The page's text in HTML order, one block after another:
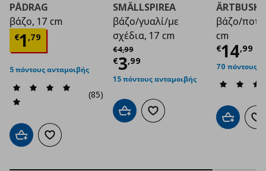
PÅDRAG
βάζο, 17 cm
€1,79
Τρέχουσα τιμή€ 1,79
5 πόντους ανταμοιβής
(85)
Προσθήκη στο καλάθι
Προσθήκη στα αγαπημένα
SMÄLLSPIREA
βάζο/γυαλί/με
σχέδια, 17 cm
€4,99
Αρχική τιμή
€3,99
Τρέχουσα τιμή€
15 πόντους ανταμοιβής
Προσθήκη στο καλάθι
Προσθήκη στα αγαπημένα
ÄRTBUSKE
βάζο/
cm
€14,99
70 πόντους
Προσθήκη